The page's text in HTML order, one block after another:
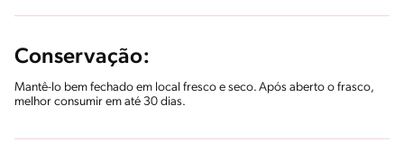
Conservação:
Mantê-lo bem fechado em local fresco e seco. Após aberto o frasco,
melhor consumir em até 30 dias.